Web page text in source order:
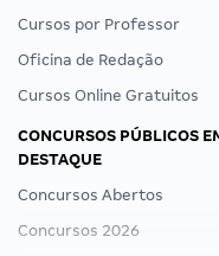
Cursos por Professor
Oficina de Redação
Cursos Online Gratuitos
CONCURSOS PÚBLICOS
DESTAQUE
Concursos Abertos
Concursos 2026